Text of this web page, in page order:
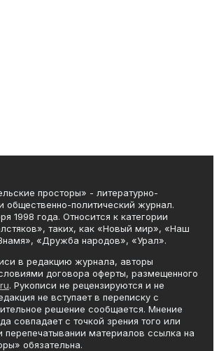
просторы» - литературно-
общественно-политический журнал.
1998 года. Относится к категории
таких, как «Новый мир», «Наш
«Дружба народов», «Урал».
в редакцию журнала, авторы
договора оферты, размещенного
. Рукописи не рецензируются и не
не вступает в переписку с
решение сообщается. Мнение
совпадает с точкой зрения того или
перепечатывании материалов ссылка на
обязательна.